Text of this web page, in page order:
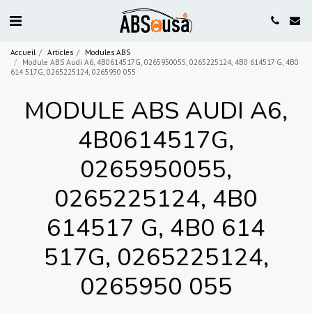
Accueil Articles
Modules ABS
Module ABS Audi A6, 4B0614517G, 0265950055, 0265225124, 4B0 614517 G, 4B0
614 517G, 0265225124, 0265950 055
MODULE ABS AUDI A6,
4B0614517G,
0265950055,
0265225124, 4B0
614517 G, 4B0 614
517G, 0265225124,
0265950 055